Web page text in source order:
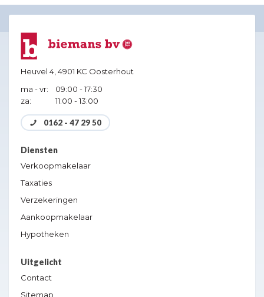
Heuvel 4, 4901 KC Oosterhout
ma - vr:
za:
09:00 - 17:30
11:00 - 13:00
0162 - 47 29 50
Diensten
Verkoopmakelaar
Taxaties
Verzekeringen
Aankoopmakelaar
Hypotheken
Uitgelicht
Contact
Sitemap